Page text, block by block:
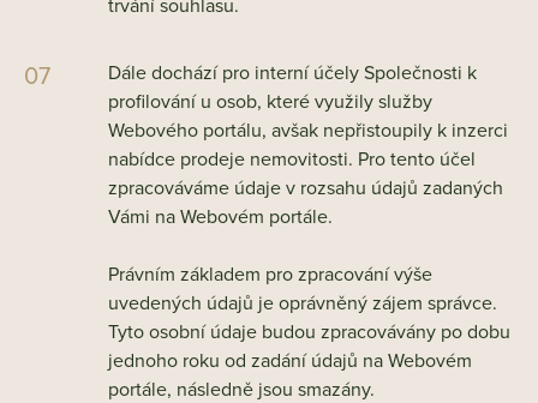
Dále dochází pro interní účely Společnosti k
profilování u osob, které využily služby
Webového portálu, avšak nepřistoupily k inzerci
nabídce prodeje nemovitosti. Pro tento účel
zpracováváme údaje v rozsahu údajů zadaných
Vámi na Webovém portále.
Právním základem pro zpracování výše
uvedených údajů je oprávněný zájem správce.
Tyto osobní údaje budou zpracovávány po dobu
jednoho roku od zadání údajů na Webovém
portále, následně jsou smazány.